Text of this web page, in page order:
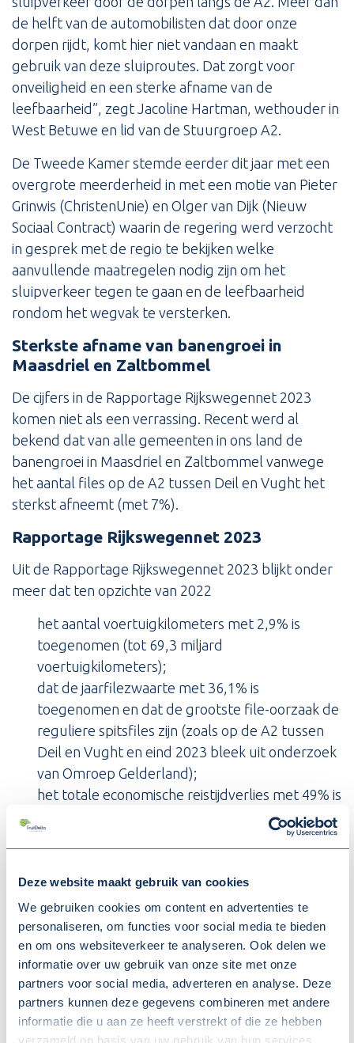
Deze website maakt gebruik van cookies
We gebruiken cookies om content en advertenties te
personaliseren, om functies voor social media te bieden
en om ons websiteverkeer te analyseren. Ook delen we
informatie over uw gebruik van onze site met onze
partners voor social media, adverteren en analyse. Deze
partners kunnen deze gegevens combineren met andere
informatie die u aan ze heeft verstrekt of die ze hebben
verzameld op basis van uw gebruik van hun services.
de helft van de automobilisten dat door onze
dorpen rijdt, komt hier niet vandaan en maakt
gebruik van deze sluiproutes. Dat zorgt voor
onveiligheid en een sterke afname van de
leefbaarheid”, zegt Jacoline Hartman, wethouder in
West Betuwe en lid van de Stuurgroep A2.
De Tweede Kamer stemde eerder dit jaar met een
overgrote meerderheid in met een motie van Pieter
Grinwis (ChristenUnie) en Olger van Dijk (Nieuw
Sociaal Contract) waarin de regering werd verzocht
in gesprek met de regio te bekijken welke
aanvullende maatregelen nodig zijn om het
sluipverkeer tegen te gaan en de leefbaarheid
rondom het wegvak te versterken.
Sterkste afname van banengroei in
Maasdriel en Zaltbommel
De cijfers in de Rapportage Rijkswegennet 2023
komen niet als een verrassing. Recent werd al
bekend dat van alle gemeenten in ons land de
banengroei in Maasdriel en Zaltbommel vanwege
het aantal files op de A2 tussen Deil en Vught het
sterkst afneemt (met 7%).
Rapportage Rijkswegennet 2023
Uit de Rapportage Rijkswegennet 2023 blijkt onder
meer dat ten opzichte van 2022
het aantal voertuigkilometers met 2,9% is
toegenomen (tot 69,3 miljard
voertuigkilometers);
dat de jaarfilezwaarte met 36,1% is
toegenomen en dat de grootste file-oorzaak de
reguliere spitsfiles zijn (zoals op de A2 tussen
Deil en Vught en eind 2023 bleek uit onderzoek
van Omroep Gelderland);
het totale economische reistijdverlies met 49% is
toegenomen en het grootste economische
reistijdverlies wordt gemeten op het traject A2
(economische reistijdverliezen worden bepaald
aan de hand van omvang en samenstelling van
files).
Oproep
Bestuurders, ondernemers en brancheorganisaties
blijven de komende periode aandacht vragen voor
het strategische belang van de A2 als kloppende